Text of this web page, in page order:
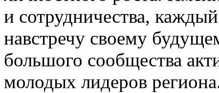
и сотрудничества,
навстречу своему
большого сообщества
молодых лидеров